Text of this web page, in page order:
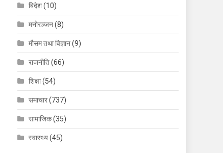
बिदेश(10)
मनोरञ्जन(8)
मौसम तथा विज्ञान(9)
राजनीति(66)
शिक्षा(54)
समाचार(737)
सामाजिक(35)
स्वास्थ्य(45)